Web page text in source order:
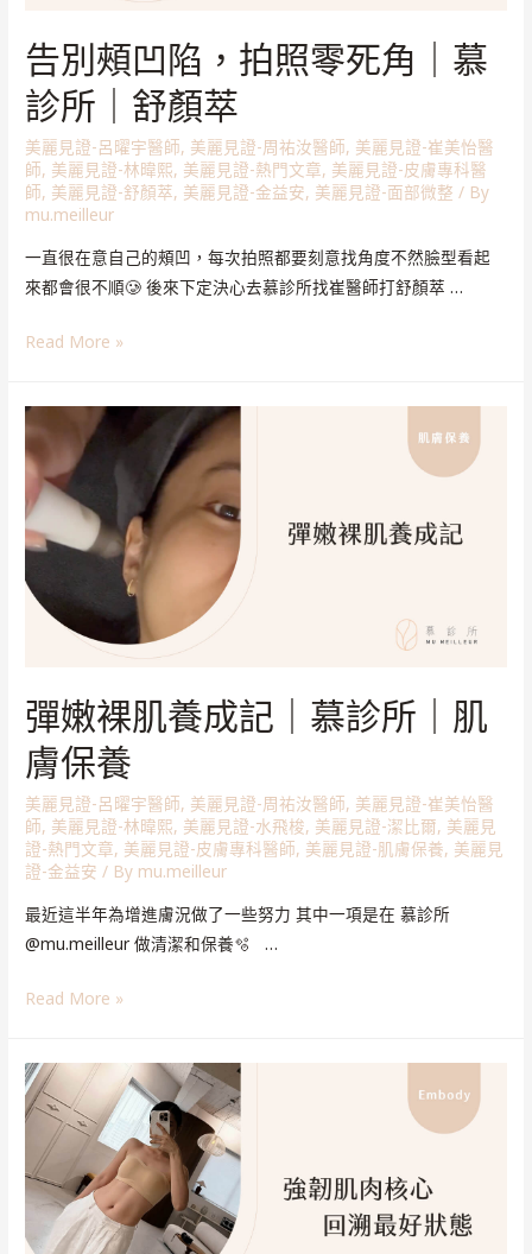
告別頰凹陷，拍照零死角｜慕
診所｜舒顏萃
美麗見證-呂曜宇醫師, 美麗見證-周祐汝醫師, 美麗見證-崔美怡醫
師, 美麗見證-林暐熙, 美麗見證-熱門文章, 美麗見證-皮膚專科醫
師, 美麗見證-舒顏萃, 美麗見證-金益安, 美麗見證-面部微整 / By
mu.meilleur
一直很在意自己的頰凹，每次拍照都要刻意找角度不然臉型看起
來都會很不順🥲 後來下定決心去慕診所找崔醫師打舒顏萃 …
Read More »
彈嫩裸肌養成記｜慕診所｜肌
膚保養
美麗見證-呂曜宇醫師, 美麗見證-周祐汝醫師, 美麗見證-崔美怡醫
師, 美麗見證-林暐熙, 美麗見證-水飛梭, 美麗見證-潔比爾, 美麗見
證-熱門文章, 美麗見證-皮膚專科醫師, 美麗見證-肌膚保養, 美麗見
證-金益安 / By mu.meilleur
最近這半年為增進膚況做了一些努力 其中一項是在 慕診所
@mu.meilleur 做清潔和保養🫧 …
Read More »